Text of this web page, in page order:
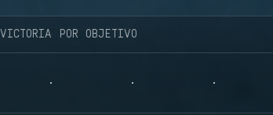
VICTORIA POR OBJETIVO